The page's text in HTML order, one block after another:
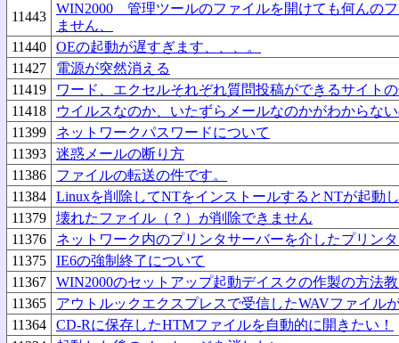
11443
WIN2000 管理ツールのファイルを開けても何んの
ません、
11440
OEの起動が遅すぎます、、、。
11427
電源が突然消える
11419
ワード、エクセルそれぞれ質問投稿ができるサイト
11418
ウイルスなのか、いたずらメールなのかがわからな
11399
ネットワークパスワードについて
11393
迷惑メールの断り方
11386
ファイルの転送の件です。
11384
Linuxを削除してNTをインストールするとNTが起動
11379
壊れたファイル（？）が削除できません
11376
ネットワーク内のプリンタサーバーを介したプリン
11375
IE6の強制終了について
11367
WIN2000のセットアップ起動デイスクの作製の方法
11365
アウトルックエクスプレスで受信したWAVファイル
11364
CD-Rに保存したHTMファイルを自動的に開きたい！